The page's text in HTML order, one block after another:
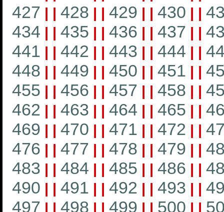
427 | | 428 | | 429 | | 430 | |
434 | | 435 | | 436 | | 437 | |
441 | | 442 | | 443 | | 444 | |
448 | | 449 | | 450 | | 451 | |
455 | | 456 | | 457 | | 458 | |
462 | | 463 | | 464 | | 465 | |
469 | | 470 | | 471 | | 472 | |
476 | | 477 | | 478 | | 479 | |
483 | | 484 | | 485 | | 486 | |
490 | | 491 | | 492 | | 493 | |
497 | | 498 | | 499 | | 500 | |